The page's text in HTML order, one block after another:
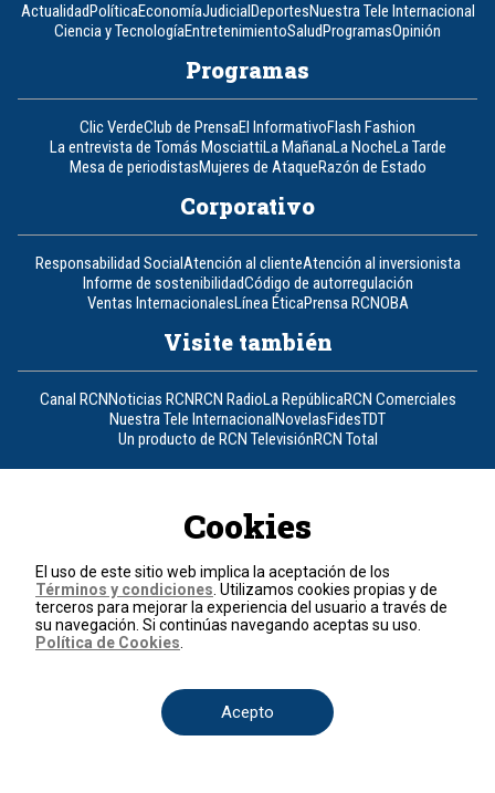
ActualidadPolíticaEconomíaJudicialDeportesNuestra Tele Internacional
Ciencia y TecnologíaEntretenimientoSaludProgramasOpinión
Programas
Clic VerdeClub de PrensaEl InformativoFlash Fashion
La entrevista de Tomás MosciattiLa MañanaLa NocheLa Tarde
Mesa de periodistasMujeres de AtaqueRazón de Estado
Corporativo
Responsabilidad SocialAtención al clienteAtención al inversionista
Informe de sostenibilidadCódigo de autorregulación
Ventas InternacionalesLínea ÉticaPrensa RCNOBA
Visite también
Canal RCNNoticias RCNRCN RadioLa RepúblicaRCN Comerciales
Nuestra Tele InternacionalNovelasFidesTDT
Un producto de RCN TelevisiónRCN Total
Contáctenos
Teléfono+57 (601) 426 92 92
Política de datos personales
Política de cookies
Términos y condiciones
Todos los derechos reservados.
Organización Ardila Lülle - www.oal.com.co
Cookies
El uso de este sitio web implica la aceptación de los
Términos y condiciones . Utilizamos cookies propias y de
terceros para mejorar la experiencia del usuario a través de
su navegación. Si continúas navegando aceptas su uso.
Política de Cookies
Acepto